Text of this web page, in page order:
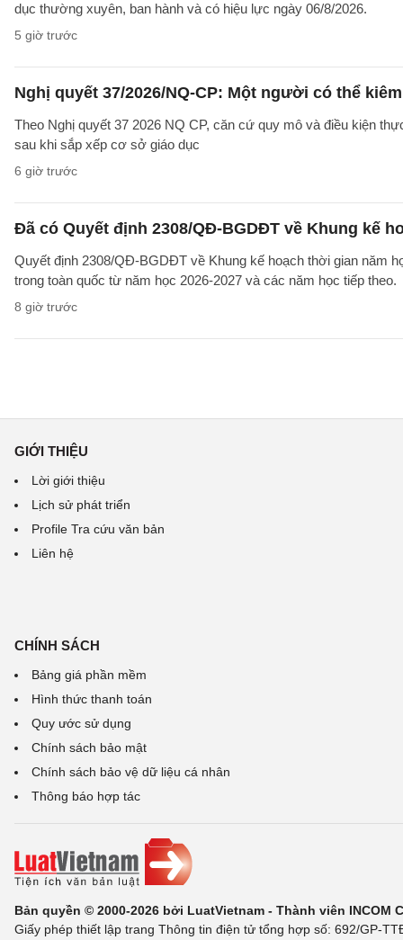
dục thường xuyên, ban hành và có hiệu lực ngày 06/8/2026.
5 giờ trước
Nghị quyết 37/2026/NQ-CP: Một người có thể
Theo Nghị quyết 37 2026 NQ CP, căn cứ quy mô và điều kiện
sau khi sắp xếp cơ sở giáo dục
6 giờ trước
Đã có Quyết định 2308/QĐ-BGDĐT về Khung kế
Quyết định 2308/QĐ-BGDĐT về Khung kế hoạch thời gian năm
trong toàn quốc từ năm học 2026-2027 và các năm học tiếp theo.
8 giờ trước
GIỚI THIỆU
Lời giới thiệu
Lịch sử phát triển
Profile Tra cứu văn bản
Liên hệ
CHÍNH SÁCH
Bảng giá phần mềm
Hình thức thanh toán
Quy ước sử dụng
Chính sách bảo mật
Chính sách bảo vệ dữ liệu cá nhân
Thông báo hợp tác
Bản quyền © 2000-2026 bởi LuatVietnam - Thành viên INCOM
Giấy phép thiết lập trang Thông tin điện tử tổng hợp số: 692/GP-